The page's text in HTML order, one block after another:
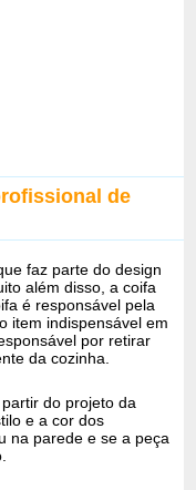
de
faz parte do design
além disso, a coifa
é responsável pela
item indispensável em
por retirar
da cozinha.
do projeto da
e a cor dos
na parede e se a peça